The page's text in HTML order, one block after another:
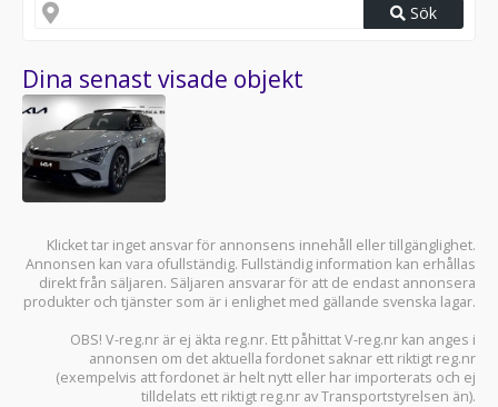
Sök
Dina senast visade objekt
Klicket tar inget ansvar för annonsens innehåll eller tillgänglighet.
Annonsen kan vara ofullständig. Fullständig information kan erhållas
direkt från säljaren. Säljaren ansvarar för att de endast annonsera
produkter och tjänster som är i enlighet med gällande svenska lagar.
OBS! V-reg.nr är ej äkta reg.nr. Ett påhittat V-reg.nr kan anges i
annonsen om det aktuella fordonet saknar ett riktigt reg.nr
(exempelvis att fordonet är helt nytt eller har importerats och ej
tilldelats ett riktigt reg.nr av Transportstyrelsen än).